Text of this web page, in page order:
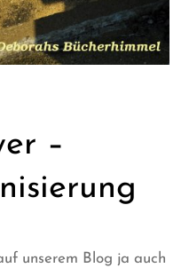
–
unserem Blog ja auch